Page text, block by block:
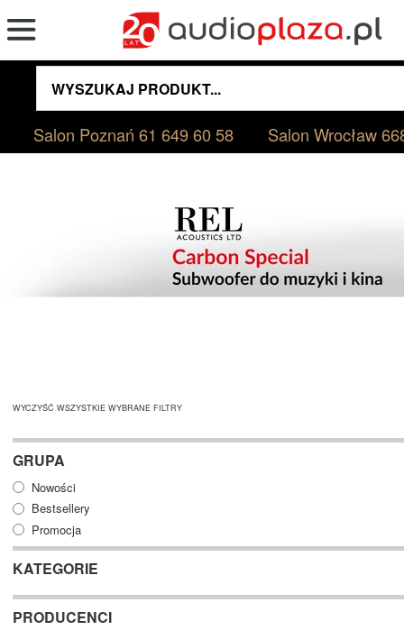
Salon Poznań61 649 60 58 Salon Wrocław
WYCZYŚĆ WSZYSTKIE WYBRANE FILTRY
GRUPA
Nowości
Bestsellery
Promocja
KATEGORIE
PRODUCENCI